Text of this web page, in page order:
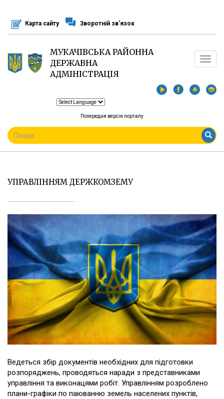
основного
матеріалу
Карта сайту Зворотній зв'язок
МУКАЧІВСЬКА РАЙОННА
ДЕРЖАВНА
АДМІНІСТРАЦІЯ
Toggle
Попередня версія порталу
ПОШУКОВА
ФОРМА
Пошук
УПРАВЛІННЯМ ДЕРЖКОМЗЕМУ
Ведеться збір документів необхідних для підготовки
розпоряджень, проводяться наради з представниками
управління та виконацями робіт. Управлінням розроблено
плани-графіки по паюванню земель населених пунктів,